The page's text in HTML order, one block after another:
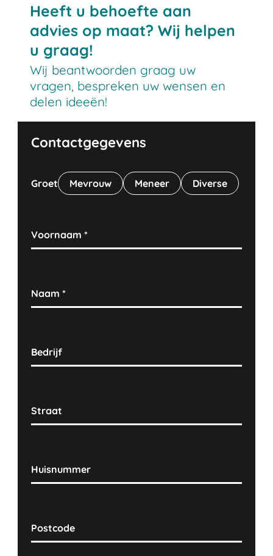
Heeft u behoefte aan
advies op maat? Wij helpen
u graag!
Wij beantwoorden graag uw
vragen, bespreken uw wensen en
delen ideeën!
Contactgegevens
Groet Mevrouw Meneer Diverse
Voornaam*
Naam*
Bedrijf
Straat
Huisnummer
Postcode